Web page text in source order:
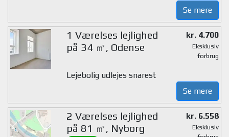
Se mere
1 Værelses lejlighed
på 34 ㎡, Odense
kr. 4.700
Eksklusiv
forbrug
Lejebolig udlejes snarest
Se mere
2 Værelses lejlighed
på 81 ㎡, Nyborg
kr. 6.558
Eksklusiv